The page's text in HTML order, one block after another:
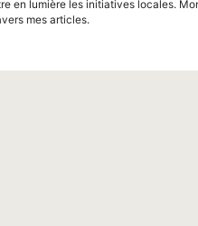
en lumière les initiatives locales.
mes articles.